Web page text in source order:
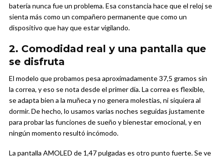
batería nunca fue un problema. Esa constancia hace que el reloj se
sienta más como un compañero permanente que como un
dispositivo que hay que estar vigilando.
2. Comodidad real y una pantalla que
se disfruta
El modelo que probamos pesa aproximadamente 37,5 gramos sin
la correa, y eso se nota desde el primer día. La correa es flexible,
se adapta bien a la muñeca y no genera molestias, ni siquiera al
dormir. De hecho, lo usamos varias noches seguidas justamente
para probar las funciones de sueño y bienestar emocional, y en
ningún momento resultó incómodo.
La pantalla AMOLED de 1,47 pulgadas es otro punto fuerte. Se ve